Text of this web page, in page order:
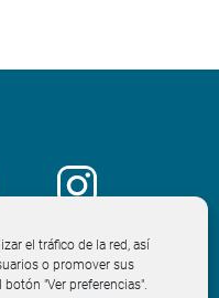
el tráfico de la red, así
o promover sus
"Ver preferencias".